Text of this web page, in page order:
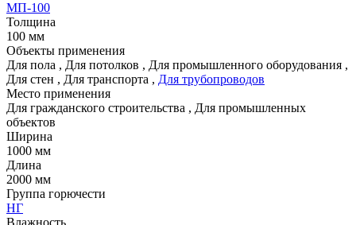
МП-100
Толщина
100 мм
Объекты применения
Для пола , Для потолков , Для промышленного оборудования ,
Для стен , Для транспорта , Для трубопроводов
Место применения
Для гражданского строительства , Для промышленных
объектов
Ширина
1000 мм
Длина
2000 мм
Группа горючести
НГ